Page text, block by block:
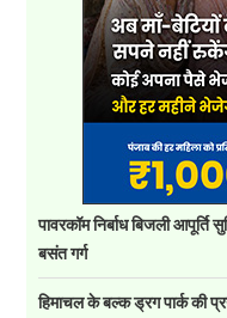
पावरकॉम निर्बाध बिजली आपूर्ति
बसंत गर्ग
हिमाचल के बल्क ड्रग पार्क की